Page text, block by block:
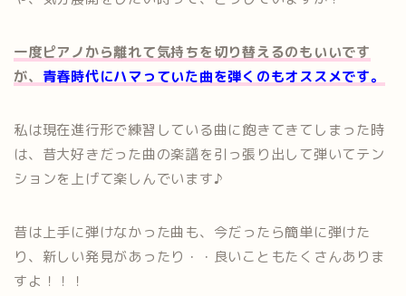
一度ピアノから離れて気持ちを切り替えるのもいいです
が、 青春時代にハマっていた曲を弾くのもオススメです。
私は現在進行形で練習している曲に飽きてきてしまった時
は、昔大好きだった曲の楽譜を引っ張り出して弾いてテン
ションを上げて楽しんでいます♪
昔は上手に弾けなかった曲も、今だったら簡単に弾けた
り、新しい発見があったり・・良いこともたくさんありま
すよ！！！